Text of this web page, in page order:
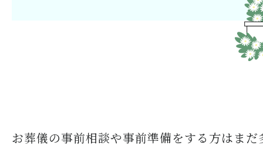
お葬儀の事前相談や事前準備をする方はま